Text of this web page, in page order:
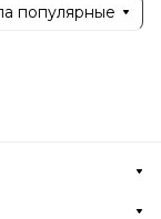
популярные